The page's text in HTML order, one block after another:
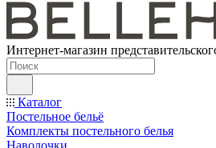
Интернет-магазин
Каталог
Постельное бельё
Комплекты постельного белья